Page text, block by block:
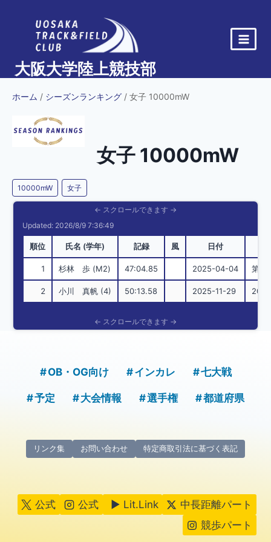
大阪大学陸上競技部
ホーム / シーズンランキング / 女子 10000mW
女子 10000mW
10000mW 女子
Updated: 2026/8/9 7:36:49
順位 氏名 (学年) 記録 風 日付
1 杉林 歩 (M2) 47:04.85 2025-04-04 第
2 小川 真帆 (4) 50:13.58 2025-11-29
OB・OG向け インカレ 七大戦
予定 大会情報 選手権 都道府県
リンク集 お問い合わせ 特定商取引法に基づく表記
公式 公式 ▶ Lit.Link
中長距離パート
競歩パート